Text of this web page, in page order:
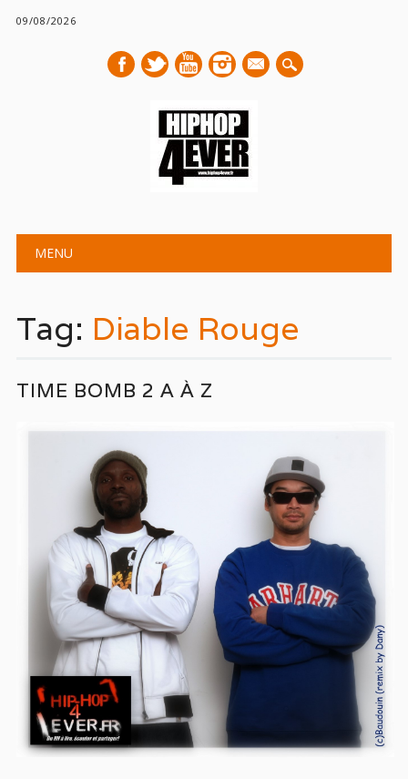
09/08/2026
mail
Main menu
MENU
Tag: Diable Rouge
TIME BOMB 2 A À Z